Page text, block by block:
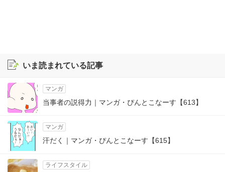
いま読まれている記事
マンガ
当事者の説得力｜マンガ・ぴんとこなーす【613】
マンガ
汗だく｜マンガ・ぴんとこなーす【615】
ライフスタイル